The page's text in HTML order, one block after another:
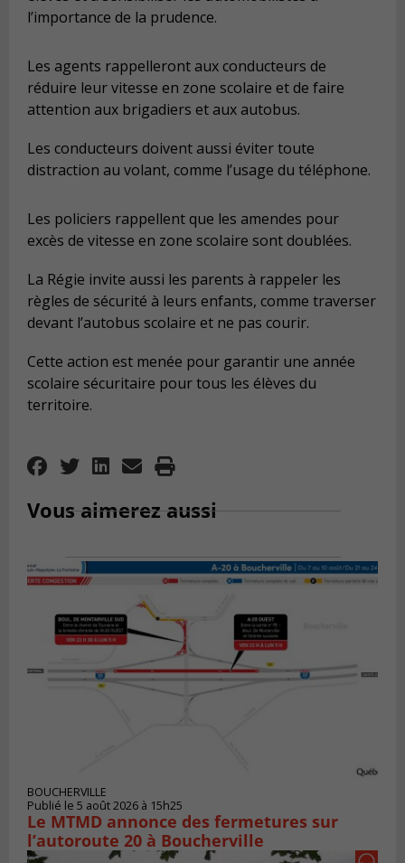
l’importance de la prudence.
Les agents rappelleront aux conducteurs de
réduire leur vitesse en zone scolaire et de faire
attention aux brigadiers et aux autobus.
Les conducteurs doivent aussi éviter toute
distraction au volant, comme l’usage du téléphone.
Les policiers rappellent que les amendes pour
excès de vitesse en zone scolaire sont doublées.
La Régie invite aussi les parents à rappeler les
règles de sécurité à leurs enfants, comme traverser
devant l’autobus scolaire et ne pas courir.
Cette action est menée pour garantir une année
scolaire sécuritaire pour tous les élèves du
territoire.
Vous aimerez aussi
BOUCHERVILLE
Publié le 5 août 2026 à 15h25
Le MTMD annonce des fermetures sur
l’autoroute 20 à Boucherville